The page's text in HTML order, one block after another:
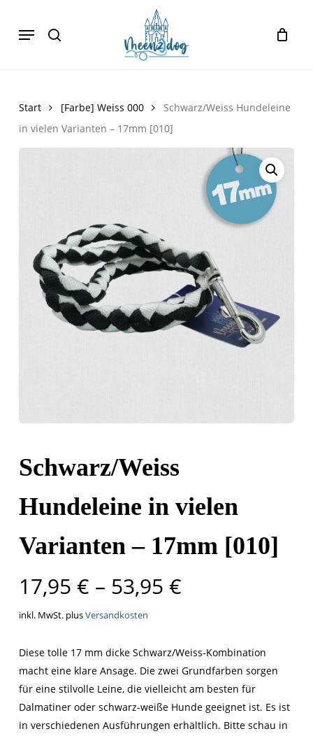
main
Menu Cart Close
Cart
Start [Farbe] Weiss 000
Schwarz/Weiss Hundeleine
in vielen Varianten – 17mm [010]
Schwarz/Weiss
Hundeleine in vielen
Varianten – 17mm [010]
17,95 € – 53,95 €
inkl. MwSt. plusVersandkosten
Diese tolle 17 mm dicke Schwarz/Weiss-Kombination
macht eine klare Ansage. Die zwei Grundfarben sorgen
für eine stilvolle Leine, die vielleicht am besten für
Dalmatiner oder schwarz-weiße Hunde geeignet ist. Es ist
in verschiedenen Ausführungen erhältlich. Bitte schau in